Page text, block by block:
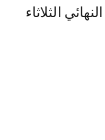
الثلاثاء